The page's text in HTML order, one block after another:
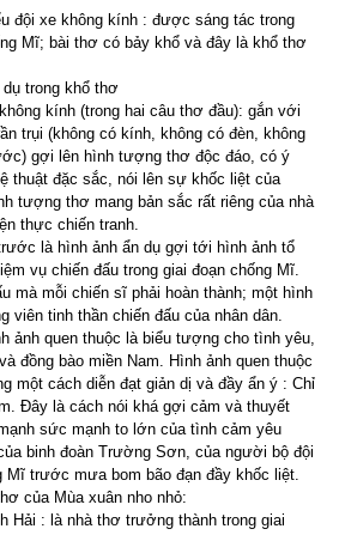
đội xe không kính : được sáng tác trong
Mĩ; bài thơ có bảy khổ và đây là khổ thơ
trong khổ thơ
kính (trong hai câu thơ đầu): gắn với
trụi (không có kính, không có đèn, không
gợi lên hình tượng thơ độc đáo, có ý
thuật đặc sắc, nói lên sự khốc liệt của
tượng thơ mang bản sắc rất riêng của nhà
thực chiến tranh.
là hình ảnh ẩn dụ gợi tới hình ảnh tổ
vụ chiến đấu trong giai đoạn chống Mĩ.
mà mỗi chiến sĩ phải hoàn thành; một hình
viên tinh thần chiến đấu của nhân dân.
ảnh quen thuộc là biểu tượng cho tình yêu,
đồng bào miền Nam. Hình ảnh quen thuộc
một cách diễn đạt giản dị và đầy ẩn ý : Chỉ
Đây là cách nói khá gợi cảm và thuyết
sức mạnh to lớn của tình cảm yêu
binh đoàn Trường Sơn, của người bộ đội
Mĩ trước mưa bom bão đạn đầy khốc liệt.
của Mùa xuân nho nhỏ:
Hải : là nhà thơ trưởng thành trong giai